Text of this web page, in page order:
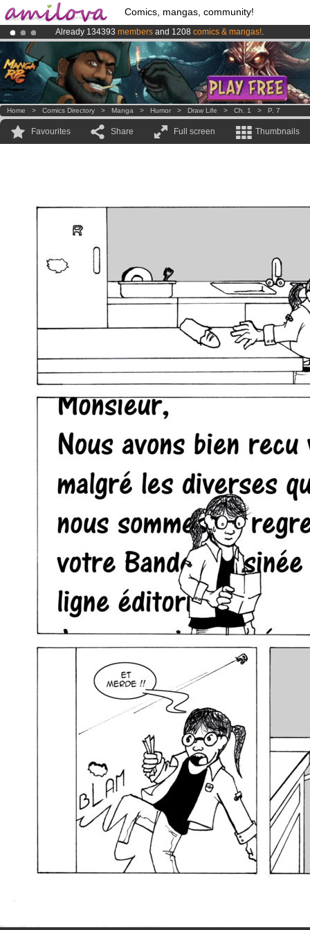
Comics, mangas, community!
Already 134393 members and 1208 comics & mangas!.
AmilovaKickstarter is now LIVE!.
Premium membership from3.95 euros per month !Get membership
Home > Comics Directory > Manga > Humor > Draw Life > Ch. 1 > P. 7
Favourites Share Full screen Thumbnails